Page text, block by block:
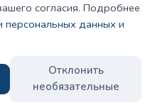
согласия. Подробнее
персональных данных и
Отклонить
необязательные
защищены.
cookie